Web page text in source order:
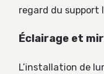
regard du support
Éclairage et
L’installation de